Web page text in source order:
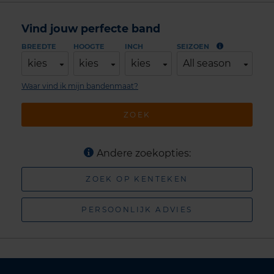
Vind jouw perfecte band
BREEDTE
kies
HOOGTE
kies
INCH
kies
SEIZOEN
All season
ZOEK
Waar vind ik mijn bandenmaat?
Andere zoekopties:
ZOEK OP KENTEKEN
PERSOONLIJK ADVIES